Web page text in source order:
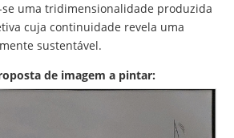
se uma tridimensionalidade produzida
cuja continuidade revela uma
sustentável.
de imagem a pintar: